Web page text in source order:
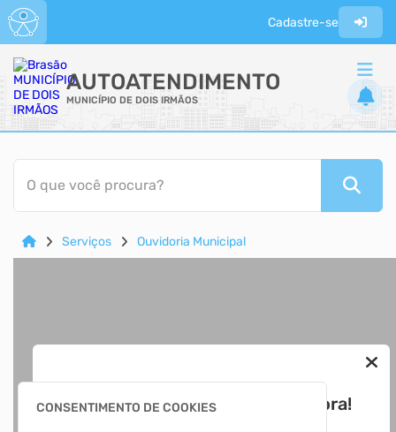
Cadastre-se
AUTOATENDIMENTO
MUNICÍPIO DE DOIS IRMÃOS
ACESSO RÁPIDO
Acessibilidade
Diário Oficial
O que você procura?
Serviços Ouvidoria Municipal
CONSENTIMENTO DE COOKIES
Novo APP Atende.Net! Baixe Agora!